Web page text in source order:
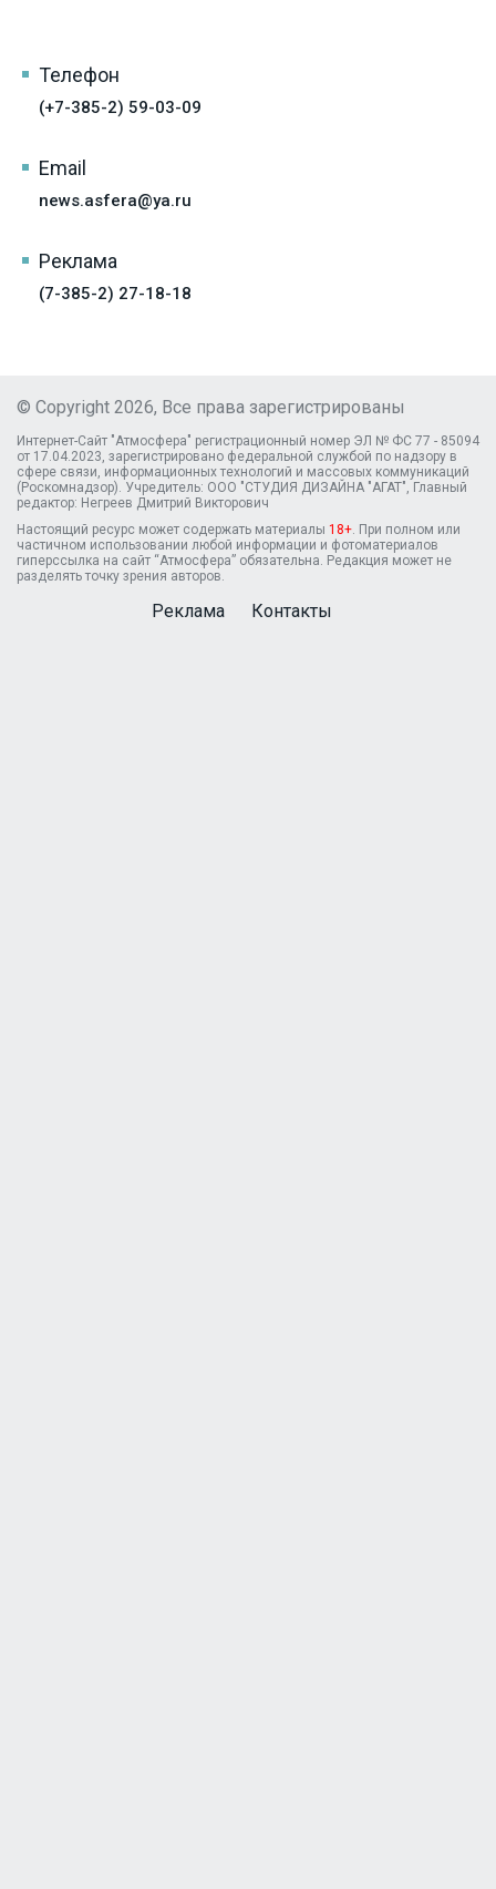
Телефон
(+7-385-2) 59-03-09
Email
news.asfera@ya.ru
Реклама
(7-385-2) 27-18-18
© Copyright 2026, Все права зарегистрированы
Интернет-Сайт "Атмосфера" регистрационный номер ЭЛ № ФС 77 - 85094
от 17.04.2023, зарегистрировано федеральной службой по надзору в
сфере связи, информационных технологий и массовых коммуникаций
(Роскомнадзор). Учредитель: ООО "СТУДИЯ ДИЗАЙНА "АГАТ", Главный
редактор: Негреев Дмитрий Викторович
Настоящий ресурс может содержать материалы 18+ . При полном или
частичном использовании любой информации и фотоматериалов
гиперссылка на сайт “Атмосфера” обязательна. Редакция может не
разделять точку зрения авторов.
Реклама Контакты